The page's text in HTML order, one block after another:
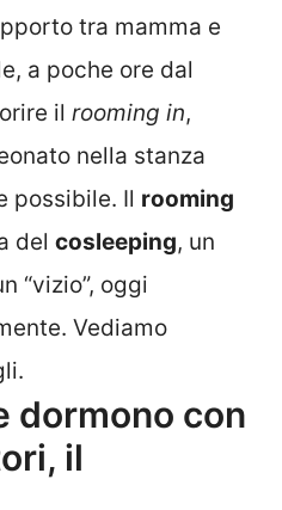
tra mamma e
a poche ore dal
il rooming in,
nella stanza
possibile. Il rooming
del cosleeping, un
“vizio”, oggi
Vediamo
dormono con
il